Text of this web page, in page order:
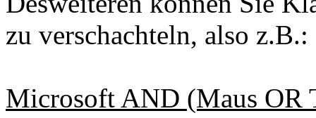
zu verschachteln, also z.B.:
Microsoft AND (Maus OR